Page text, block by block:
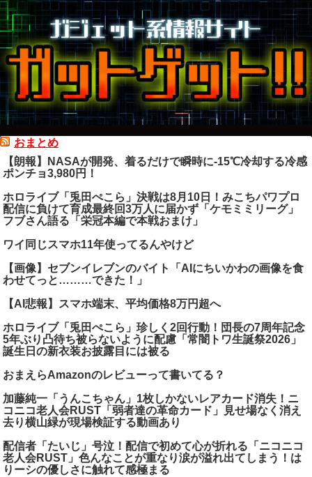
おまとめ
【朗報】NASAが開発、着るだけで瞬時に-15℃冷却する冷感
ポンチョ3,980円！
ホロライブ「兎田ぺこら」決戦は8月10日！みこちパワプロ
配信に負けて育成最終回3万人に届かず「ケモミミリーグ」
フブさん語る「栄冠本編で本戦おまけ」
ワイ同じスマホ11年使ってるんやけど
【画像】セブンイレブンのバイト「AIにちいかわの画像を食
わせてっと………できた！」
【AI悲報】スマホ端末、平均価格8万円超へ
ホロライブ「兎田ぺこら」珍しく2回行動！団長の7周年記念
5年ぶり凸待ち被らないように配慮「常闇トワ生誕祭2026」
誕生日の新衣装お披露目には被る
おまえらAmazonのレビューって書いてる？
加藤純一「うんこちゃん」1枚しかないレアカード消失！ニ
コニコ老人会RUST「弱者達の革命カード」見せ場なく消え
去り横山緑が現場検証する動画あり
配信者「たいじ」号泣！配信で初めて心が折れる「ニコニコ
老人会RUST」色んなことが重なり涙が溢れ出てしまう！は
りーシの優しさに触れて感極まる